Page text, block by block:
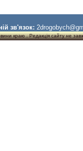
зв'язок:
краю . Редакція сайту не